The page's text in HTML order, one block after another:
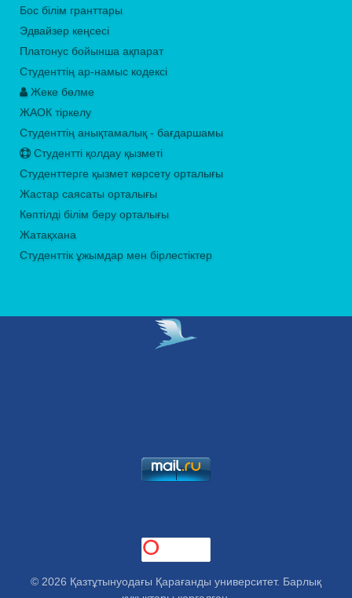
Бос білім гранттары
Эдвайзер кеңсесі
Платонус бойынша ақпарат
Студенттің ар-намыс кодексі
Жеке бөлме
ЖАОК тіркелу
Студенттің анықтамалық - бағдаршамы
Студентті қолдау қызметі
Студенттерге қызмет көрсету орталығы
Жастар саясаты орталығы
Көптілді білім беру орталығы
Жатақхана
Студенттік ұжымдар мен бірлестіктер
© 2026 Қазтұтынуодағы Қарағанды университет. Барлық